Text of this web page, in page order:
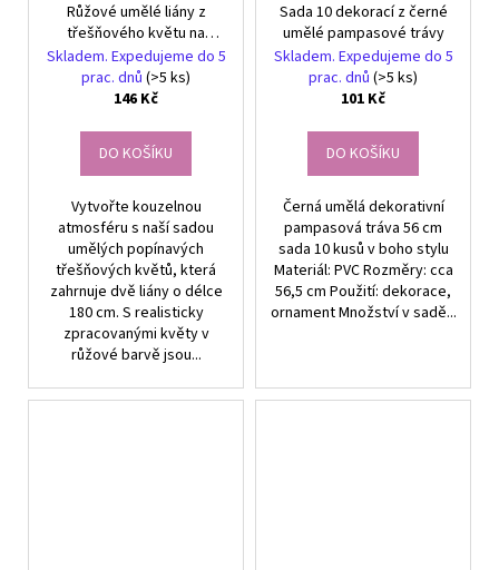
Růžové umělé liány z
třešňového květu na
girlandy dekorativní 2 ks
Skladem. Expedujeme do 5
prac. dnů (>5 ks)
146 Kč
DO KOŠÍKU
Vytvořte kouzelnou
atmosféru s naší sadou
umělých popínavých
třešňových květů, která
zahrnuje dvě liány o délce
180 cm. S realisticky
zpracovanými květy v
růžové barvě jsou...
Sada 10 dekorací z černé
umělé pampasové trávy
Skladem. Expedujeme do 5
prac. dnů (>5 ks)
101 Kč
DO KOŠÍKU
Černá umělá dekorativní
pampasová tráva 56 cm
sada 10 kusů v boho stylu
Materiál: PVC Rozměry: cca
56,5 cm Použití: dekorace,
ornament Množství v sadě...